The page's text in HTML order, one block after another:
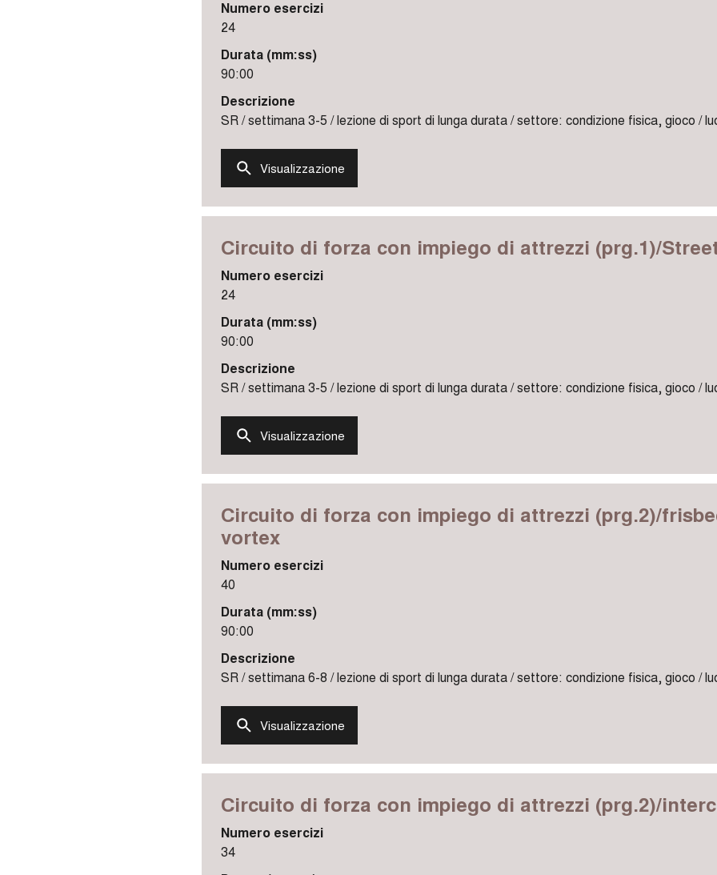
Numero esercizi
24
Durata (mm:ss)
90:00
Descrizione
SR / settimana 3-5 / lezione di sport di lunga durata / settore: condizione fisica, gioco /
Visualizzazione
Circuito di forza con impiego di attrezzi (prg.1)/
Numero esercizi
24
Durata (mm:ss)
90:00
Descrizione
SR / settimana 3-5 / lezione di sport di lunga durata / settore: condizione fisica, gioco /
Visualizzazione
Circuito di forza con impiego di attrezzi (prg.2)/
vortex
Numero esercizi
40
Durata (mm:ss)
90:00
Descrizione
SR / settimana 6-8 / lezione di sport di lunga durata / settore: condizione fisica, gioco /
Visualizzazione
Circuito di forza con impiego di attrezzi (prg.2)/
Numero esercizi
34